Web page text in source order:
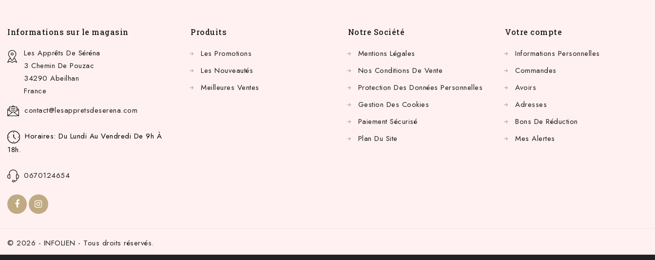
Informations sur le magasin
Les Apprêts De Séréna
3 Chemin De Pouzac
34290 Abeilhan
France
contact@lesappretsdeserena.com
Horaires: Du Lundi Au Vendredi De 9h À
18h.
0670124654
Produits
Les Promotions
Les Nouveautés
Meilleures Ventes
Notre Société
Mentions Légales
Nos Conditions De Vente
Protection Des Données Personnelles
Gestion Des Cookies
Paiement Sécurisé
Plan Du Site
Votre compte
Informations Personnelles
Commandes
Avoirs
Adresses
Bons De Réduction
Mes Alertes
© 2026 - INFOLIEN - Tous droits réservés.